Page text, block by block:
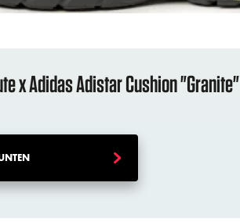
x Adidas Adistar Cushion "Granite"